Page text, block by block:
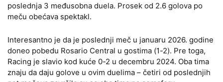
poslednja 3 međusobna duela. Prosek od 2.6 golova po
meču obećava spektakl.
Interesantno je da je poslednji meč u januaru 2026. godine
doneo pobedu Rosario Central u gostima (1-2). Pre toga,
Racing je slavio kod kuće 0-2 u decembru 2024. Oba tima
znaju da daju golove u ovim duelima – četiri od poslednjih